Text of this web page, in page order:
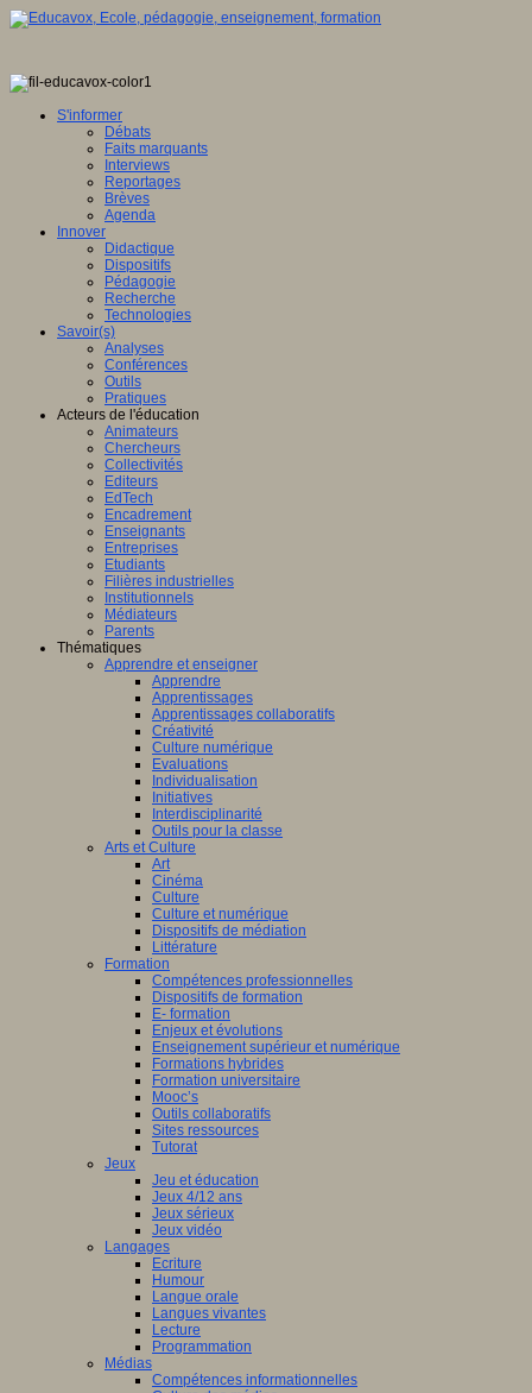
S'informer
Débats
Faits marquants
Interviews
Reportages
Brèves
Agenda
Innover
Didactique
Dispositifs
Pédagogie
Recherche
Technologies
Savoir(s)
Analyses
Conférences
Outils
Pratiques
Acteurs de l'éducation
Animateurs
Chercheurs
Collectivités
Editeurs
EdTech
Encadrement
Enseignants
Entreprises
Etudiants
Filières industrielles
Institutionnels
Médiateurs
Parents
Thématiques
Apprendre et enseigner
Apprendre
Apprentissages
Apprentissages collaboratifs
Créativité
Culture numérique
Evaluations
Individualisation
Initiatives
Interdisciplinarité
Outils pour la classe
Arts et Culture
Art
Cinéma
Culture
Culture et numérique
Dispositifs de médiation
Littérature
Formation
Compétences professionnelles
Dispositifs de formation
E- formation
Enjeux et évolutions
Enseignement supérieur et numérique
Formations hybrides
Formation universitaire
Mooc’s
Outils collaboratifs
Sites ressources
Tutorat
Jeux
Jeu et éducation
Jeux 4/12 ans
Jeux sérieux
Jeux vidéo
Langages
Ecriture
Humour
Langue orale
Langues vivantes
Lecture
Programmation
Médias
Compétences informationnelles